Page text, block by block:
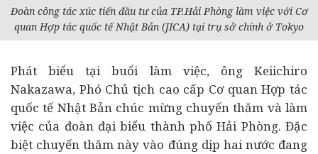
Đoàn công tác xúc tiến đầu tư của TP.Hải Phòng làm việc với Cơ
quan Hợp tác quốc tế Nhật Bản (JICA) tại trụ sở chính ở Tokyo
Phát biểu tại buổi làm việc, ông Keiichiro
Nakazawa, Phó Chủ tịch cao cấp Cơ quan Hợp tác
quốc tế Nhật Bản chúc mừng chuyến thăm và làm
việc của đoàn đại biểu thành phố Hải Phòng. Đặc
biệt chuyến thăm này vào đúng dịp hai nước đang